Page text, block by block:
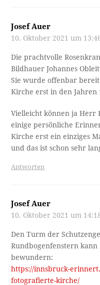
Josef Auer
10. Oktober 2021 um
Die prachtvolle
Bildhauer Johannes
Sie wurde offenbar
Kirche erst in den Jahren
Vielleicht können ja Herr
einige persönliche
Kirche erst ein einziges
und das ist schon sehr
Antworten
Josef Auer
10. Oktober 2021 um
Den Turm der
Rundbogenfenstern
bewundern:
https://innsbruck-
fotografierte-kirche/